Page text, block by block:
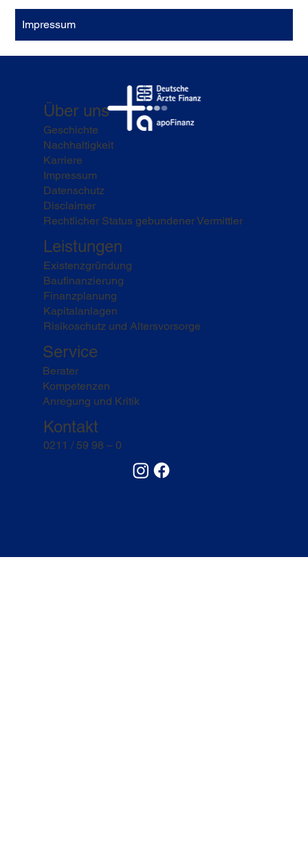
Impressum
Kontakt
0211 / 59 98 – 0
Service
Berater
Kompetenzen
Anregung und Kritik
Leistungen
Existenzgründung
Baufinanzierung
Finanzplanung
Kapitalanlagen
Risikoschutz und Altersvorsorge
Über uns
Geschichte
Nachhaltigkeit
Karriere
Impressum
Datenschutz
Disclaimer
Rechtlicher Status gebundener Vermittler